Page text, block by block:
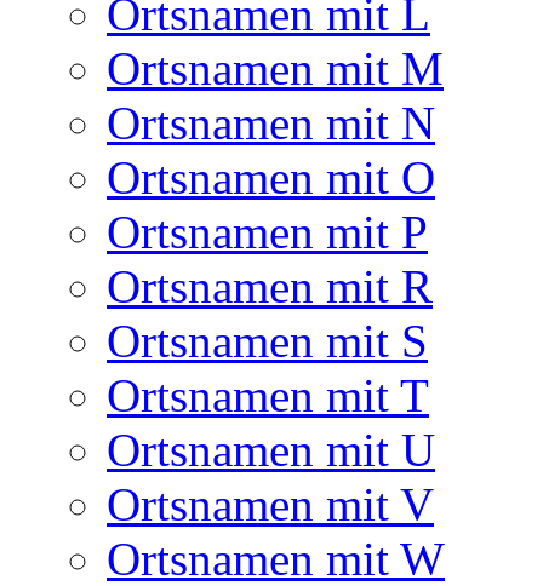
Ortsnamen mit L
Ortsnamen mit M
Ortsnamen mit N
Ortsnamen mit O
Ortsnamen mit P
Ortsnamen mit R
Ortsnamen mit S
Ortsnamen mit T
Ortsnamen mit U
Ortsnamen mit V
Ortsnamen mit W